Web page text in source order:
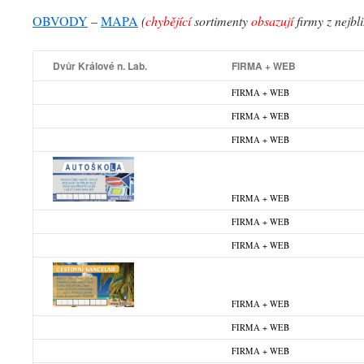
OBVODY –MAPA (chybějícísortimentyobsazujífirmy z
Dvůr Králové n. Lab. FIRMA + WEB
FIRMA + WEB
FIRMA + WEB
FIRMA + WEB
FIRMA + WEB
FIRMA + WEB
FIRMA + WEB
FIRMA + WEB
FIRMA + WEB
FIRMA + WEB